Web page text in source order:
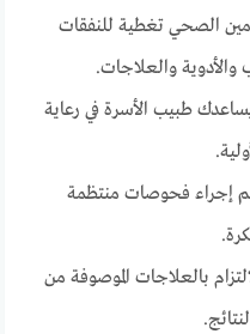
الصحي تغطية للنفقات
والأدوية والعلاجات.
طبيب الأسرة في رعاية
إجراء فحوصات منتظمة
بالعلاجات الموصوفة من